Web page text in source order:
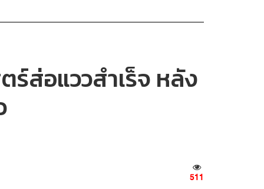
ส่อแววสำเร็จ หลัง
511